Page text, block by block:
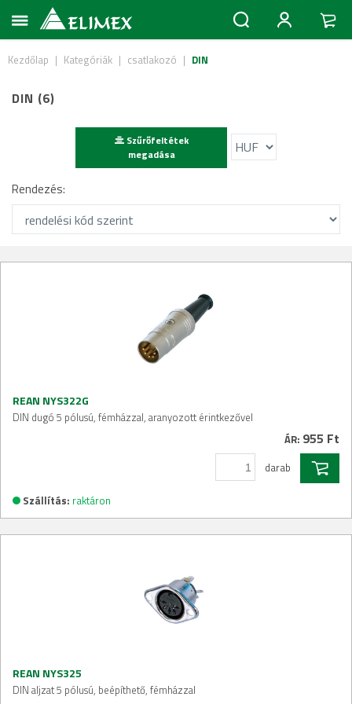
Kezdőlap | Kategóriák | csatlakozó | DIN
DIN (6)
Szűrőfeltétek
megadása
Rendezés:
REAN NYS322G
DIN dugó 5 pólusú, fémházzal, aranyozott érintkezővel
ÁR: 955 Ft
darab
Szállítás: raktáron
REAN NYS325
DIN aljzat 5 pólusú, beépíthető, fémházzal